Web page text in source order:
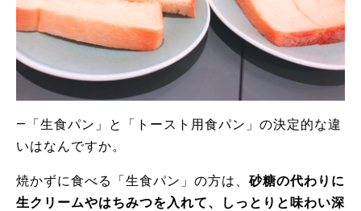
―「生食パン」と「トースト用食パン」の決定的な違
いはなんですか。
焼かずに食べる「生食パン」の方は、 砂糖の代わりに
生クリームやはちみつを入れて、しっとりと味わい深